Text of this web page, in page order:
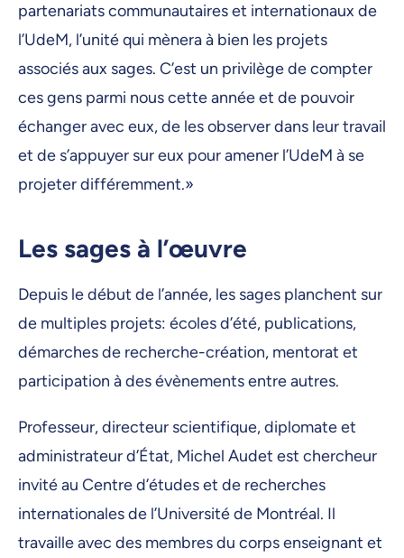
partenariats communautaires et internationaux de
l’UdeM, l’unité qui mènera à bien les projets
associés aux sages. C’est un privilège de compter
ces gens parmi nous cette année et de pouvoir
échanger avec eux, de les observer dans leur travail
et de s’appuyer sur eux pour amener l’UdeM à se
projeter différemment.»
Les sages à l’œuvre
Depuis le début de l’année, les sages planchent sur
de multiples projets: écoles d’été, publications,
démarches de recherche-création, mentorat et
participation à des évènements entre autres.
Professeur, directeur scientifique, diplomate et
administrateur d’État, Michel Audet est chercheur
invité au Centre d’études et de recherches
internationales de l’Université de Montréal. Il
travaille avec des membres du corps enseignant et